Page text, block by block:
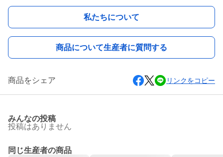
私たちについて
商品について生産者に質問する
商品をシェア リンクをコピー
みんなの投稿
投稿はありません
同じ生産者の商品